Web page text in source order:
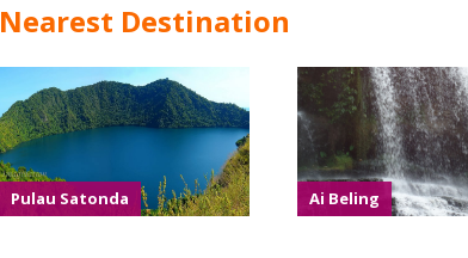
Nearest Destination
Pulau Satonda Ai Beling